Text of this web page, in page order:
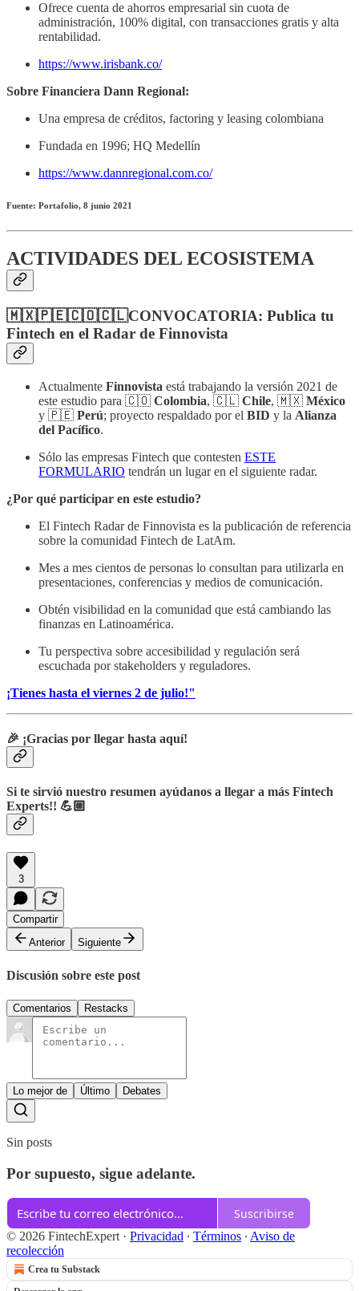
Ofrece cuenta de ahorros empresarial sin cuota de
administración, 100% digital, con transacciones gratis y alta
rentabilidad.
https://www.irisbank.co/
Sobre Financiera Dann Regional:
Una empresa de créditos, factoring y leasing colombiana
Fundada en 1996; HQ Medellín
https://www.dannregional.com.co/
Fuente: Portafolio, 8 junio 2021
ACTIVIDADES DEL ECOSISTEMA
🇲🇽🇵🇪🇨🇴🇨🇱CONVOCATORIA: Publica tu
Fintech en el Radar de Finnovista
Actualmente Finnovista está trabajando la versión 2021 de
este estudio para 🇨🇴 Colombia, 🇨🇱 Chile, 🇲🇽 México
y 🇵🇪 Perú; proyecto respaldado por el BID y la Alianza
del Pacífico.
Sólo las empresas Fintech que contesten ESTE
FORMULARIO tendrán un lugar en el siguiente radar.
¿Por qué participar en este estudio?
El Fintech Radar de Finnovista es la publicación de referencia
sobre la comunidad Fintech de LatAm.
Mes a mes cientos de personas lo consultan para utilizarla en
presentaciones, conferencias y medios de comunicación.
Obtén visibilidad en la comunidad que está cambiando las
finanzas en Latinoamérica.
Tu perspectiva sobre accesibilidad y regulación será
escuchada por stakeholders y reguladores.
¡Tienes hasta el viernes 2 de julio!"
🎉 ¡Gracias por llegar hasta aquí!
Si te sirvió nuestro resumen ayúdanos a llegar a más Fintech
Experts!! 💪🏼
3
Compartir
Anterior
Siguiente
Discusión sobre este post
Comentarios Restacks
Lo mejor de Último Debates
Sin posts
Por supuesto, sigue adelante.
Suscribirse
© 2026 FintechExpert· Privacidad ∙ Términos ∙ Aviso de
recolección
Crea tu Substack